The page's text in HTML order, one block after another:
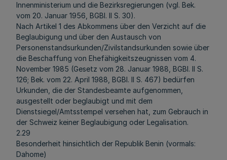
Innenministerium und die Bezirksregierungen (vgl. Bek.
vom 20. Januar 1956, BGBl. II S. 30).
Nach Artikel 1 des Abkommens über den Verzicht auf die
Beglaubigung und über den Austausch von
Personenstandsurkunden/Zivilstandsurkunden sowie über
die Beschaffung von Ehefähigkeitszeugnissen vom 4.
November 1985 (Gesetz vom 28. Januar 1988, BGBl. II S.
126; Bek. vom 22. April 1988, BGBl. II S. 467) bedürfen
Urkunden, die der Standesbeamte aufgenommen,
ausgestellt oder beglaubigt und mit dem
Dienstsiegel/Amtsstempel versehen hat, zum Gebrauch in
der Schweiz keiner Beglaubigung oder Legalisation.
2.29
Besonderheit hinsichtlich der Republik Benin (vormals:
Dahome)